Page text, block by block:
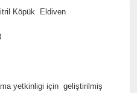
Köpük Eldiven
yetkinligi için geliştirilmiş